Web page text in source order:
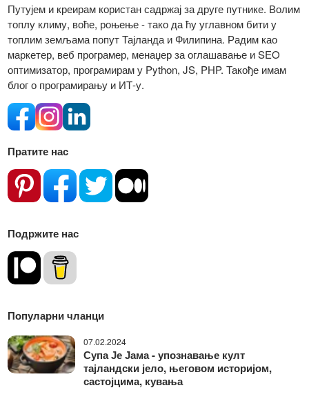
Путујем и креирам користан садржај за друге путнике. Волим
топлу климу, воће, роњење - тако да ћу углавном бити у
топлим земљама попут Тајланда и Филипина. Радим као
маркетер, веб програмер, менаџер за оглашавање и SEO
оптимизатор, програмирам у Python, JS, PHP. Такође имам
блог о програмирању и ИТ-у.
Пратите нас
Подржите нас
Популарни чланци
07.02.2024
Супа Је Јама - упознавање култ
тајландски јело, његовом историјом,
састојцима, кувања